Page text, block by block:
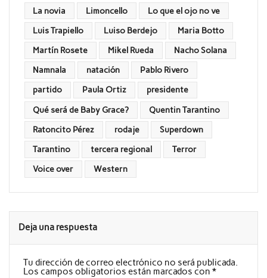
La novia Limoncello Lo que el ojo no ve
Luis Trapiello Luiso Berdejo Maria Botto
Martín Rosete Mikel Rueda Nacho Solana
Namnala natación Pablo Rivero
partido Paula Ortiz presidente
Qué será de Baby Grace? Quentin Tarantino
Ratoncito Pérez rodaje Superdown
Tarantino tercera regional Terror
Voice over Western
Deja una respuesta
Tu dirección de correo electrónico no será publicada.
Los campos obligatorios están marcados con *